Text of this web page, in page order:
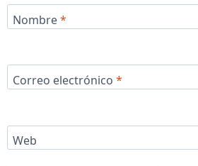
Nombre*
Correo electrónico *
Web